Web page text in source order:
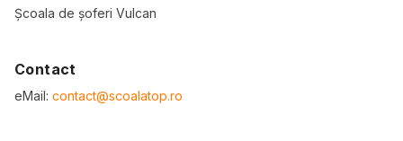
Școala de șoferi Vulcan
Contact
eMail: contact@scoalatop.ro